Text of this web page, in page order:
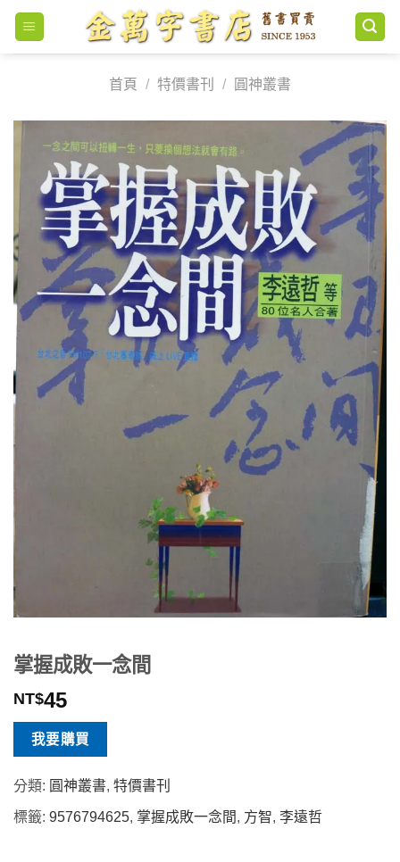
Skip
content
首頁
/ 特價書刊 / 圓神叢書
掌握成敗一念間
NT$45
我要購買
分類: 圓神叢書, 特價書刊
標籤: 9576794625, 掌握成敗一念間, 方智, 李遠哲